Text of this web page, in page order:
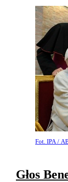
Fot. IPA /
Głos